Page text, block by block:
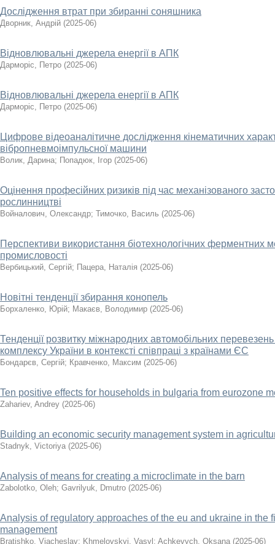
Дослідження втрат при збиранні соняшника
Дворник, Андрій (2025-06)
Відновлювальні джерела енергії в АПК
Дарморіс, Петро (2025-06)
Відновлювальні джерела енергії в АПК
Дарморіс, Петро (2025-06)
Цифрове відеоаналітичне дослідження кінематичних
вібропневмоімпульсної машини
Волик, Дарина; Попадюк, Ігор (2025-06)
Оцінення професійних ризиків під час механізованого
рослинництві
Войналович, Олександр; Тимочко, Василь (2025-06)
Перспективи використання біотехнологічних ферментних
промисловості
Вербицький, Сергій; Пацера, Наталія (2025-06)
Новітні тенденції збирання конопель
Борхаленко, Юрій; Макаєв, Володимир (2025-06)
Тенденції розвитку міжнародних автомобільних
комплексу України в контексті співпраці з країнами ЄС
Бондарєв, Сергій; Кравченко, Максим (2025-06)
Ten positive effects for households in bulgaria from eurozone
Zahariev, Andrey (2025-06)
Building an economic security management system in
Stadnyk, Victoriya (2025-06)
Analysis of means for creating a microclimate in the barn
Zabolotko, Oleh; Gavrilyuk, Dmutro (2025-06)
Analysis of regulatory approaches of the eu and ukraine in the
management
Bratishko, Viacheslav; Khmelovskyi, Vasyl ; Achkevych, Oksana (2025-06)